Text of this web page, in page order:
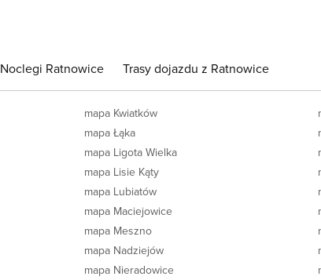
Noclegi Ratnowice Trasy dojazdu z Ratnowice
mapa Kwiatków
mapa Łąka
mapa Ligota Wielka
mapa Lisie Kąty
mapa Lubiatów
mapa Maciejowice
mapa Meszno
mapa Nadziejów
mapa Nieradowice